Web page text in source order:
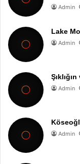
Admin
Lake
Admin
Admin
Admin